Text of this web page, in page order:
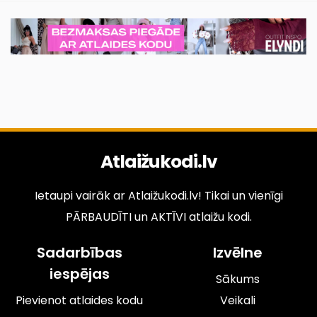
Atlaižukodi.lv
Ietaupi vairāk ar Atlaižukodi.lv! Tikai un vienīgi
PĀRBAUDĪTI un AKTĪVI atlaižu kodi.
Sadarbības
iespējas
Pievienot atlaides kodu
Izvēlne
Sākums
Veikali